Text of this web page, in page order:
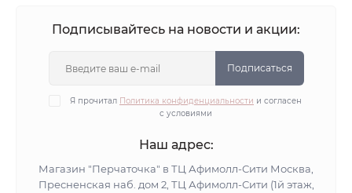
Подписывайтесь на новости и акции:
Подписаться
Я прочитал Политика конфиденциальности и согласен
с условиями
Наш адрес:
Магазин "Перчаточка" в ТЦ Афимолл-Сити Москва,
Пресненская наб. дом 2, ТЦ Афимолл-Сити (1й этаж,